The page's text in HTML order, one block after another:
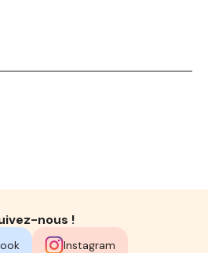
nous !
Instagram